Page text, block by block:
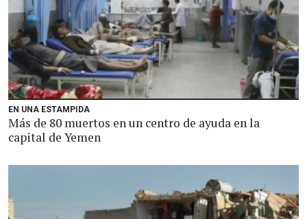
EN UNA ESTAMPIDA
Más de 80 muertos en un centro de ayuda en la
capital de Yemen